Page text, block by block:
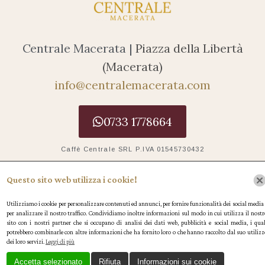
Centrale Macerata | Piazza della Libertà
(Macerata)
info@centralemacerata.com
0733 1778664
Caffè Centrale SRL P.IVA 01545730432
Questo sito web utilizza i cookie!
Utilizziamo i cookie per personalizzare contenuti ed annunci, per fornire funzionalità dei social media
per analizzare il nostro traffico. Condividiamo inoltre informazioni sul modo in cui utilizza il
sito con i nostri partner che si occupano di analisi dei dati web, pubblicità e social media, i
potrebbero combinarle con altre informazioni che ha fornito loro o che hanno raccolto dal suo
dei loro servizi. Leggi di più
Accetta selezionato Rifiuta Informazioni sui cookie
Le tue preferenze relative alla privacy